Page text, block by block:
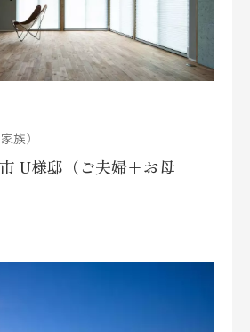
族）
U様邸（ご夫婦+お母